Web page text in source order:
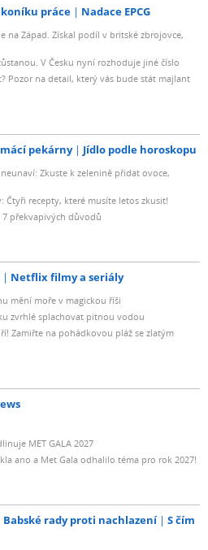
práce Nadace EPCG
na Západ. Získal podíl v britské zbrojovce,
V Česku nyní rozhoduje jiné číslo
Pozor na detail, který vás bude stát majlant
pekárny Jídlo podle horoskopu
Zkuste k zelenině přidat ovoce,
Čtyři recepty, které musíte letos zkusit!
7 překvapivých důvodů
Netflix filmy a seriály
mění moře v magickou říši
zvrhlé splachovat pitnou vodou
Zamiřte na pohádkovou pláž se zlatým
MET GALA 2027
ano a Met Gala odhalilo téma pro rok 2027!
Babské rady proti nachlazení
S čím